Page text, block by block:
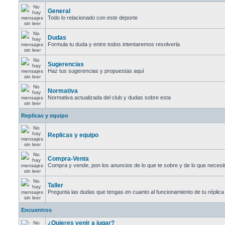
General
Todo lo relacionado con este deporte
Dudas
Formula tu duda y entre todos intentaremos resolverla
Sugerencias
Haz tus sugerencias y propuestas aquí
Normativa
Normativa actualizada del club y dudas sobre esta
Replicas y equipo
Replicas y equipo
Compra-Venta
Compra y vende, pon los anuncios de lo que te sobre y de lo que
Taller
Pregunta las dudas que tengas en cuanto al funcionamiento de tu réplica
Encuentros
¿Quieres venir a jugar?